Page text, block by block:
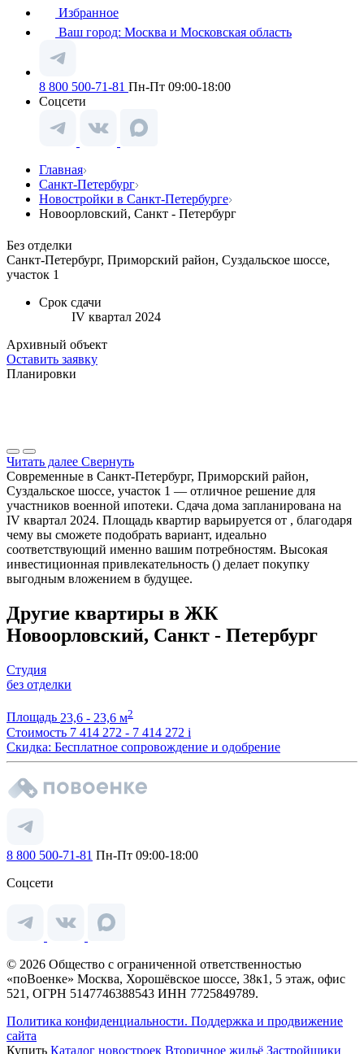
Избранное
Ваш город: Москва и Московская область
8 800 500-71-81 Пн-Пт 09:00-18:00
Соцсети
Главная
Санкт-Петербург
Новостройки в Санкт-Петербурге
Новоорловский, Санкт - Петербург
Без отделки
Санкт-Петербург, Приморский район, Суздальское шоссе,
участок 1
Срок сдачи
IV квартал 2024
Архивный объект
Оставить заявку
Планировки
Читать далее Свернуть
Современные в Санкт-Петербург, Приморский район,
Суздальское шоссе, участок 1 — отличное решение для
участников военной ипотеки. Сдача дома запланирована на
IV квартал 2024. Площадь квартир варьируется от , благодаря
чему вы сможете подобрать вариант, идеально
соответствующий именно вашим потребностям. Высокая
инвестиционная привлекательность () делает покупку
выгодным вложением в будущее.
Другие квартиры в ЖК
Новоорловский, Санкт - Петербург
Студия
без отделки
Площадь 23,6 - 23,6 м2
Стоимость 7 414 272 - 7 414 272 i
Скидка: Бесплатное сопровождение и одобрение
8 800 500-71-81 Пн-Пт 09:00-18:00
Соцсети
© 2026 Общество с ограниченной ответственностью
«поВоенке» Москва, Хорошёвское шоссе, 38к1, 5 этаж, офис
521, ОГРН 5147746388543 ИНН 7725849789.
Политика конфиденциальности. Поддержка и продвижение
сайта
Купить Каталог новостроек Вторичное жильё Застройщики